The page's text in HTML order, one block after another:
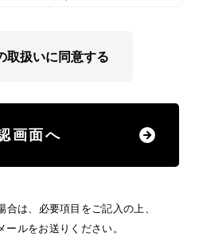
収集にクッキーを使用してい
客様がサイトを訪れた際に、
特定するものは一切含まれま
しこうしたクッキーを利用
感じでしたら、ご使用のブ
取扱いに同意する
画面へ
は、必要項目をご記入の上、
ールをお送りください。